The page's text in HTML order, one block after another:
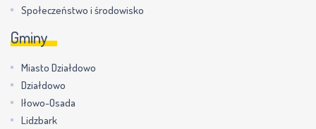
Społeczeństwo i środowisko
Gminy
Miasto Działdowo
Działdowo
Iłowo-Osada
Lidzbark